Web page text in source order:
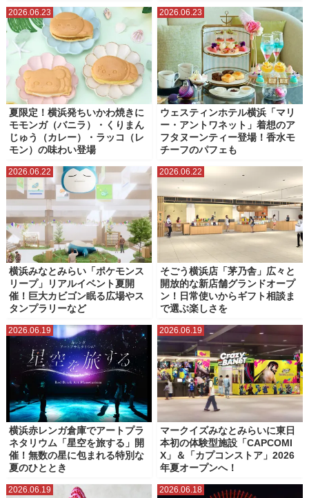
2026.06.23
夏限定！横浜発ちいかわ焼きに
モモンガ（バニラ）・くりまん
じゅう（カレー）・ラッコ（レ
モン）の味わい登場
2026.06.23
ウェスティンホテル横浜「マリ
ー・アントワネット」着想のア
フタヌーンティー登場！香水モ
チーフのパフェも
2026.06.22
横浜みなとみらい「ポケモンス
リープ」リアルイベント夏開
催！巨大カビゴン眠る広場やス
タンプラリーなど
2026.06.22
そごう横浜店「茅乃舎」広々と
開放的な新店舗グランドオープ
ン！日常使いからギフト相談ま
で選ぶ楽しさを
2026.06.19
横浜赤レンガ倉庫でアートプラ
ネタリウム「星空を旅する」開
催！無数の星に包まれる特別な
夏のひととき
2026.06.19
マークイズみなとみらいに東日
本初の体験型施設「CAPCOMI
X」＆「カプコンストア」2026
年夏オープンへ！
2026.06.19 2026.06.18